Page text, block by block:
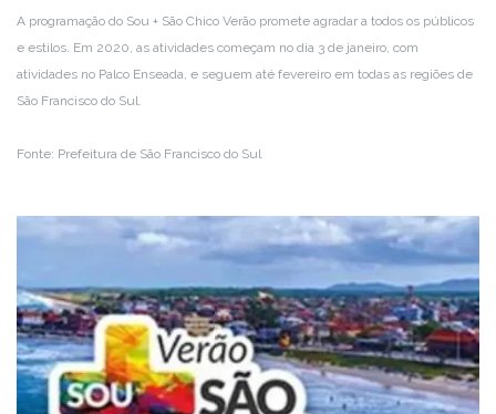
A programação do Sou + São Chico Verão promete agradar a todos os públicos
e estilos. Em 2020, as atividades começam no dia 3 de janeiro, com
atividades no Palco Enseada, e seguem até fevereiro em todas as regiões de
São Francisco do Sul.
Fonte: Prefeitura de São Francisco do Sul